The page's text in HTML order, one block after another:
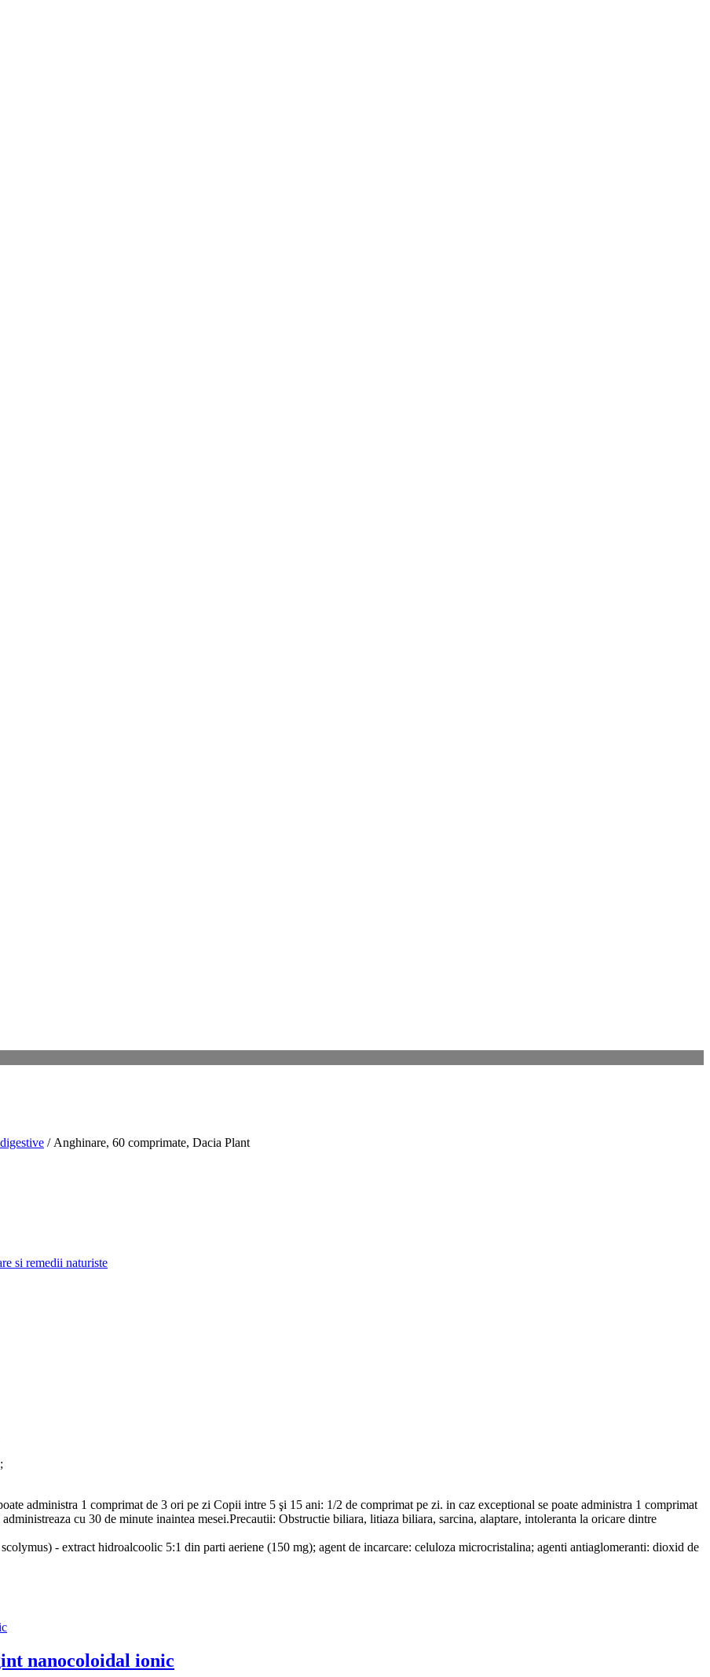
/ Anghinare, 60 comprimate, Dacia Plant
si remedii naturiste
administra 1 comprimat de 3 ori pe zi Copii intre 5 şi 15 ani: 1/2 de comprimat pe zi. in caz exceptional se poate administra 1 comprimat
cu 30 de minute inaintea mesei.Precautii: Obstructie biliara, litiaza biliara, sarcina, alaptare, intoleranta la oricare dintre
- extract hidroalcoolic 5:1 din parti aeriene (150 mg); agent de incarcare: celuloza microcristalina; agenti antiaglomeranti: dioxid de
nanocoloidal ionic